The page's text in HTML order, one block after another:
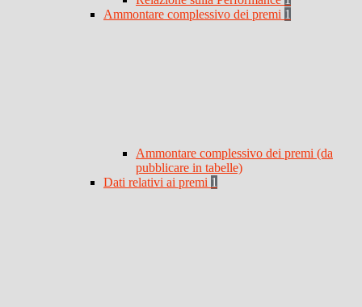
Ammontare complessivo dei premi 1
Ammontare complessivo dei premi (da
pubblicare in tabelle)
Dati relativi ai premi 1